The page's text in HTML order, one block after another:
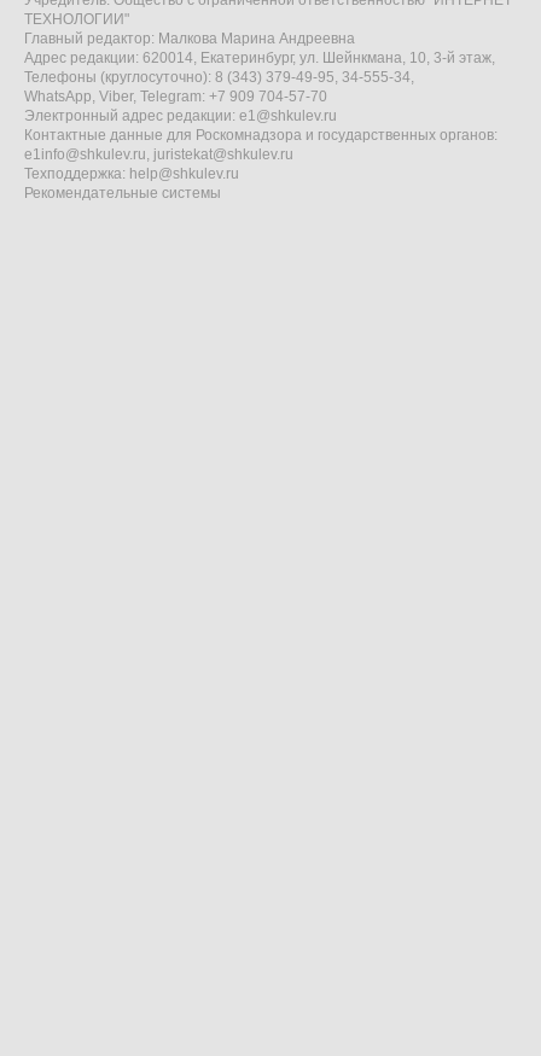
ТЕХНОЛОГИИ"
Главный редактор: Малкова Марина Андреевна
Адрес редакции: 620014, Екатеринбург, ул. Шейнкмана, 10, 3-й этаж,
Телефоны (круглосуточно): 8 (343) 379-49-95, 34-555-34,
WhatsApp, Viber, Telegram: +7 909 704-57-70
Электронный адрес редакции: e1@shkulev.ru
Контактные данные для Роскомнадзора и государственных органов:
e1info@shkulev.ru, juristekat@shkulev.ru
Техподдержка: help@shkulev.ru
Рекомендательные системы